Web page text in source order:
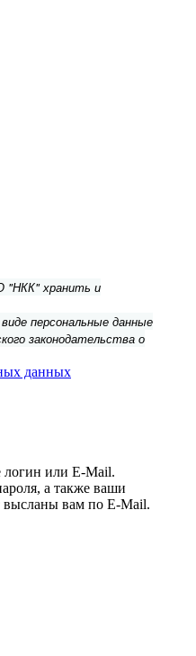
"НКК" хранить и
персональные данные
законодательства о
данных
логин или E-Mail.
а также ваши
высланы вам по E-Mail.